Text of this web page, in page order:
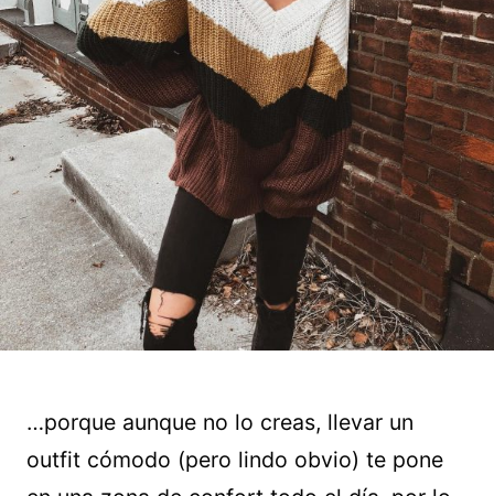
…porque aunque no lo creas, llevar un
outfit cómodo (pero lindo obvio) te pone